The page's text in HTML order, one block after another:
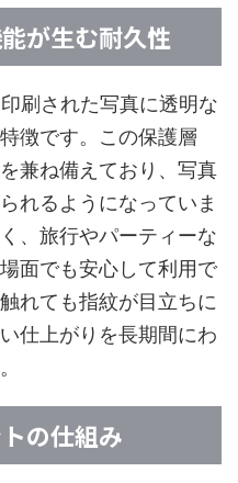
が生む耐久性
刷された写真に透明な
徴です。この保護層
兼ね備えており、写真
れるようになっていま
、旅行やパーティーな
面でも安心して利用で
れても指紋が目立ちに
仕上がりを長期間にわ
の仕組み